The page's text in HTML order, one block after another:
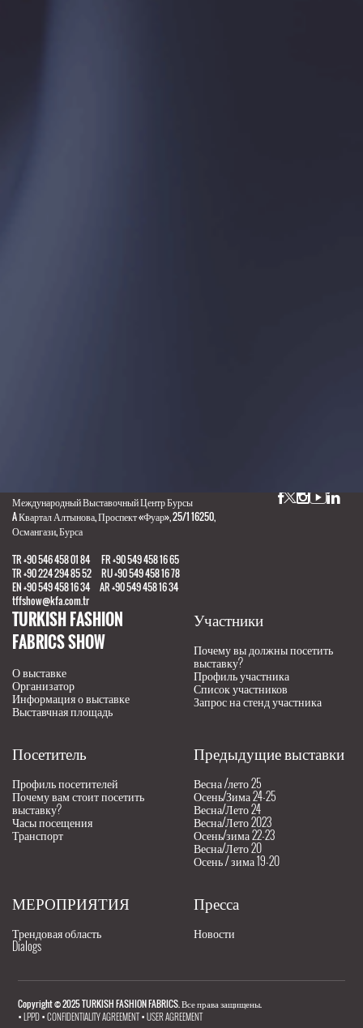
Международный Выставочный Центр Бурсы
A Квартал Алтынова, Проспект «Фуар», 25/1 16250,
Османгази, Бурса
TR +90 546 458 01 84 FR +90 549 458 16 65
TR +90 224 294 85 52 RU +90 549 458 16 78
EN +90 549 458 16 34 AR +90 549 458 16 34
tffshow@kfa.com.tr
TURKISH FASHION
FABRICS SHOW
О выставке
Организатор
Информация о выставке
Выставчная площадь
Участники
Почему вы должны посетить
выставку?
Профиль участника
Список участников
Запрос на стенд участника
Посетитель
Профиль посетителей
Почему вам стоит посетить
выставку?
Часы посещения
Транспорт
Предыдущие выставки
Весна /лето 25
Осень/Зима 24-25
Весна/Лето 24
Весна/Лето 2023
Осень/зима 22-23
Весна/Лето 20
Осень / зима 19-20
МЕРОПРИЯТИЯ
Трендовая область
Dialogs
Пресса
Новости
Copyright © 2025 TURKISH FASHION FABRICS. Все права защищены.
•LPPD•CONFIDENTIALITY AGREEMENT•USER AGREEMENT